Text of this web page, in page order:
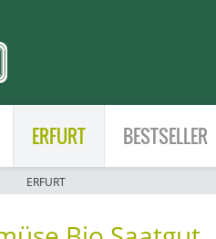
ERFURT BESTSELLER
ERFURT